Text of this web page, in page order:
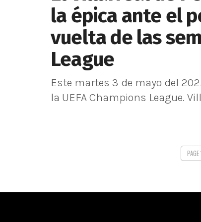
la épica ante el
vuelta de las
League
Este martes 3 de mayo del
la UEFA Champions League.